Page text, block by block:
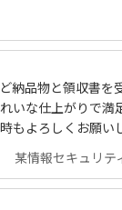
納品物と領収書を
いな仕上がりで満
もよろしくお願い
某情報セキュリ